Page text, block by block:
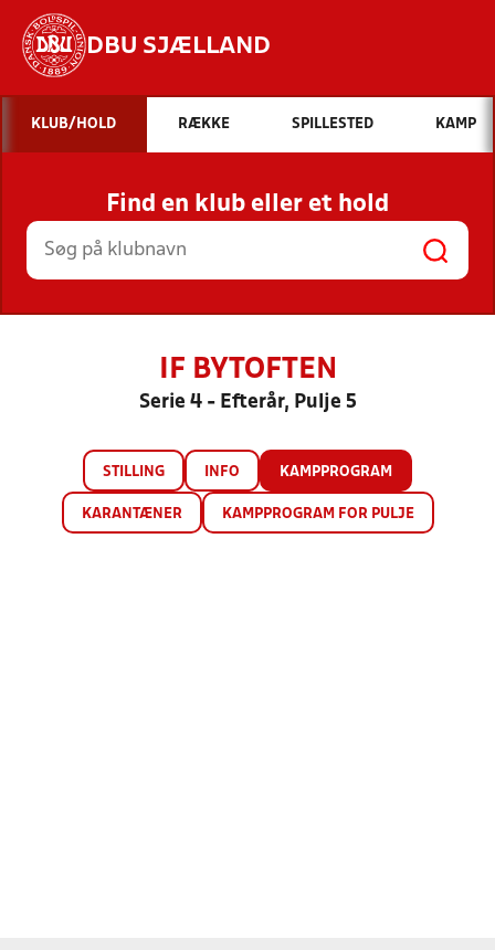
DBU SJÆLLAND
Hvad vil du søge efter?
INDHOLD OG NYHEDER
STILLINGER, RESULTATER, KLUBBER OG
HOLD
KLUB/HOLD RÆKKE SPILLESTED KAMP
Find en klub eller et hold
IF BYTOFTEN
Serie 4 - Efterår, Pulje 5
STILLING INFO KAMPPROGRAM
KARANTÆNER KAMPPROGRAM FOR PULJE